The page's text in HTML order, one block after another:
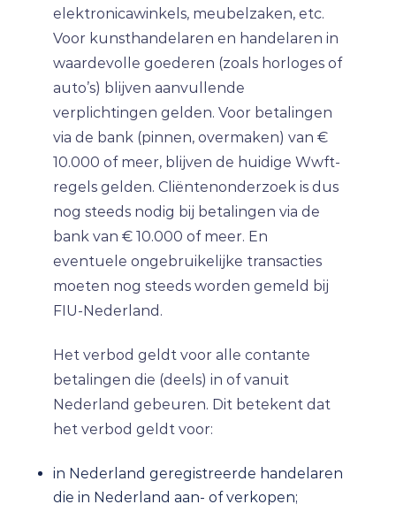
elektronicawinkels, meubelzaken, etc.
Voor kunsthandelaren en handelaren in
waardevolle goederen (zoals horloges of
auto’s) blijven aanvullende
verplichtingen gelden. Voor betalingen
via de bank (pinnen, overmaken) van €
10.000 of meer, blijven de huidige Wwft-
regels gelden. Cliëntenonderzoek is dus
nog steeds nodig bij betalingen via de
bank van € 10.000 of meer. En
eventuele ongebruikelijke transacties
moeten nog steeds worden gemeld bij
FIU-Nederland.
Het verbod geldt voor alle contante
betalingen die (deels) in of vanuit
Nederland gebeuren. Dit betekent dat
het verbod geldt voor:
in Nederland geregistreerde handelaren
die in Nederland aan- of verkopen;